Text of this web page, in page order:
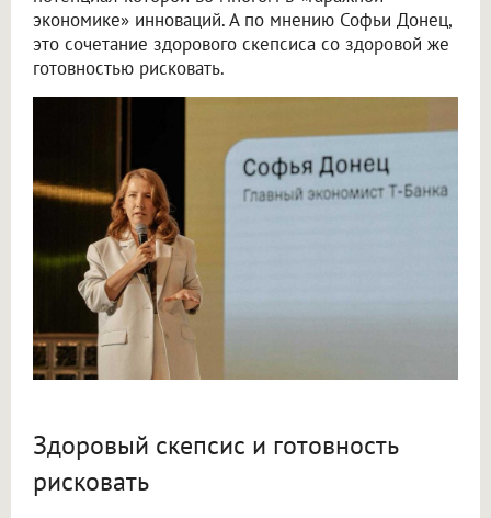
экономике» инноваций. А по мнению Софьи Донец,
это сочетание здорового скепсиса со здоровой же
готовностью рисковать.
Здоровый скепсис и готовность
рисковать